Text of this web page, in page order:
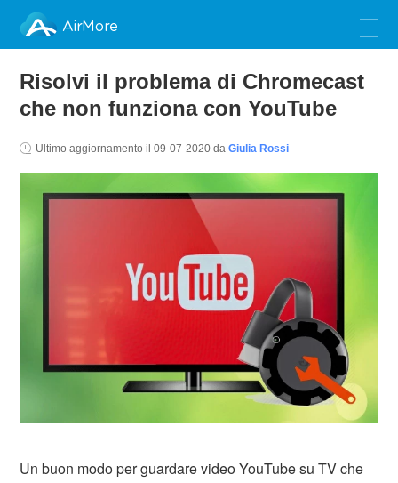
AirMore
Risolvi il problema di Chromecast
che non funziona con YouTube
Ultimo aggiornamento il09-07-2020 daGiulia Rossi
Un buon modo per guardare video YouTube su TV che